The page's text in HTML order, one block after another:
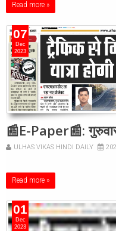
Read more »
07
Dec
2023
📰E-Paper📰:
ULHAS VIKAS HINDI DAILY
Read more »
01
Dec
2023